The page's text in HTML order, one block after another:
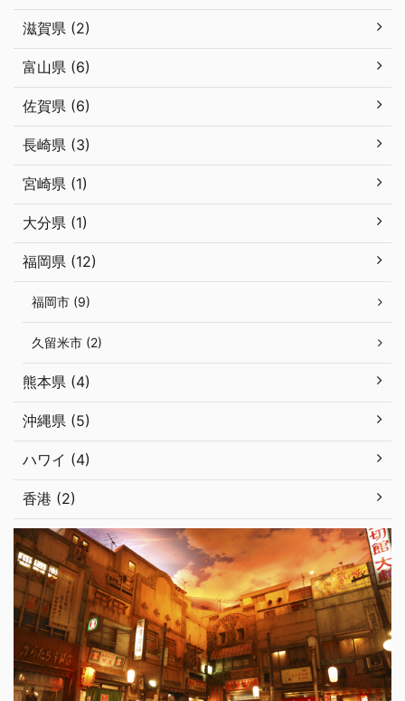
滋賀県 (2)
富山県 (6)
佐賀県 (6)
長崎県 (3)
宮崎県 (1)
大分県 (1)
福岡県 (12)
福岡市 (9)
久留米市 (2)
熊本県 (4)
沖縄県 (5)
ハワイ (4)
香港 (2)